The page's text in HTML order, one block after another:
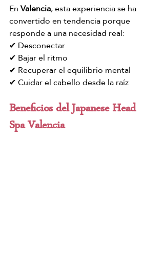
En Valencia, esta experiencia se ha
convertido en tendencia porque
responde a una necesidad real:
✔ Desconectar
✔ Bajar el ritmo
✔ Recuperar el equilibrio mental
✔ Cuidar el cabello desde la raíz
Beneficios del Japanese Head
Spa Valencia